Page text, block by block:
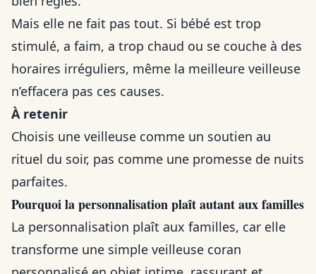
Mais elle ne fait pas tout. Si bébé est trop
stimulé, a faim, a trop chaud ou se couche à des
horaires irréguliers, même la meilleure veilleuse
n’effacera pas ces causes.
À retenir
Choisis une veilleuse comme un soutien au
rituel du soir, pas comme une promesse de nuits
parfaites.
Pourquoi la personnalisation plaît autant aux familles
La personnalisation plaît aux familles, car elle
transforme une simple veilleuse coran